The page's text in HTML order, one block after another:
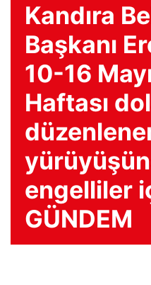
Kandıra
Başkanı
10-16
Haftası
engelliler
GÜNDEM